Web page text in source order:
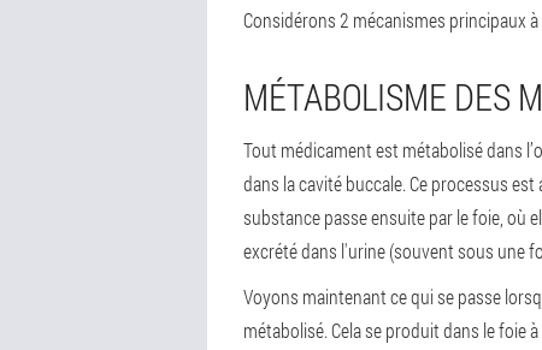
Considérons 2 mécanismes principaux
MÉTABOLISME DES
Tout médicament est métabolisé dans
dans la cavité buccale. Ce processus
substance passe ensuite par le foie, où
excrété dans l'urine (souvent sous une
Voyons maintenant ce qui se passe
métabolisé. Cela se produit dans le foie